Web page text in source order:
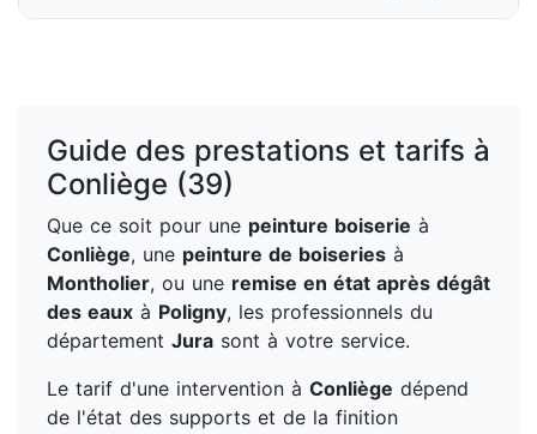
Guide des prestations et tarifs à
Conliège (39)
Que ce soit pour une peinture boiserie à
Conliège, une peinture de boiseries à
Montholier, ou une remise en état après dégât
des eaux à Poligny, les professionnels du
département Jura sont à votre service.
Le tarif d'une intervention à Conliège dépend
de l'état des supports et de la finition